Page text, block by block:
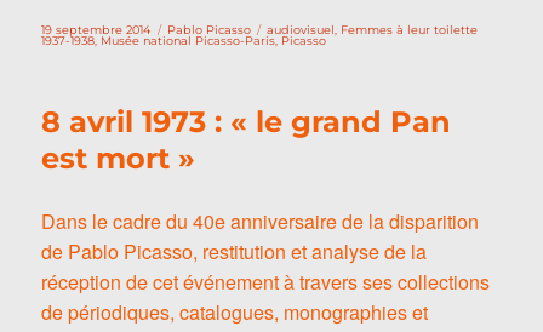
Publié
le
19 septembre 2014 Catégories
Pablo Picasso Étiquettes
audiovisuel
Femmes à leur toilette
1937-1938 Musée national Picasso-Paris Picasso
8 avril 1973 : « le grand Pan
est mort »
Dans le cadre du 40e anniversaire de la disparition
de Pablo Picasso, restitution et analyse de la
réception de cet événement à travers ses collections
de périodiques, catalogues, monographies et